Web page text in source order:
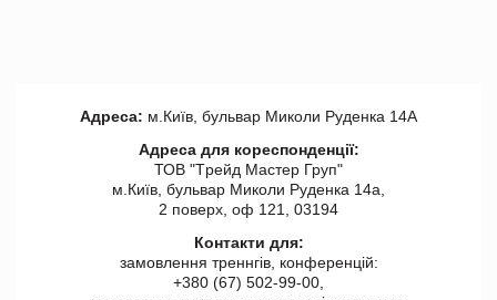
Адреса: м.Київ, бульвар Миколи Руденка 14А
Адреса для кореспонденції:
ТОВ "Tрейд Мастер Груп"
м.Київ, бульвар Миколи Руденка 14а,
2 поверх, оф 121, 03194
Контакти для:
замовлення треннгів, конференцій:
+380 (67) 502-99-00,